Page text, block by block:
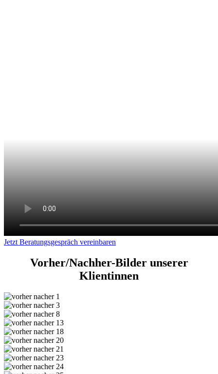
Jetzt Beratungsgespräch vereinbaren
Vorher/Nachher-Bilder unserer
Klientinnen